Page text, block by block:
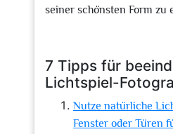
seiner schönsten Form zu
7 Tipps für
Lichtspiel-
Nutze natürliche
Fenster oder Türen